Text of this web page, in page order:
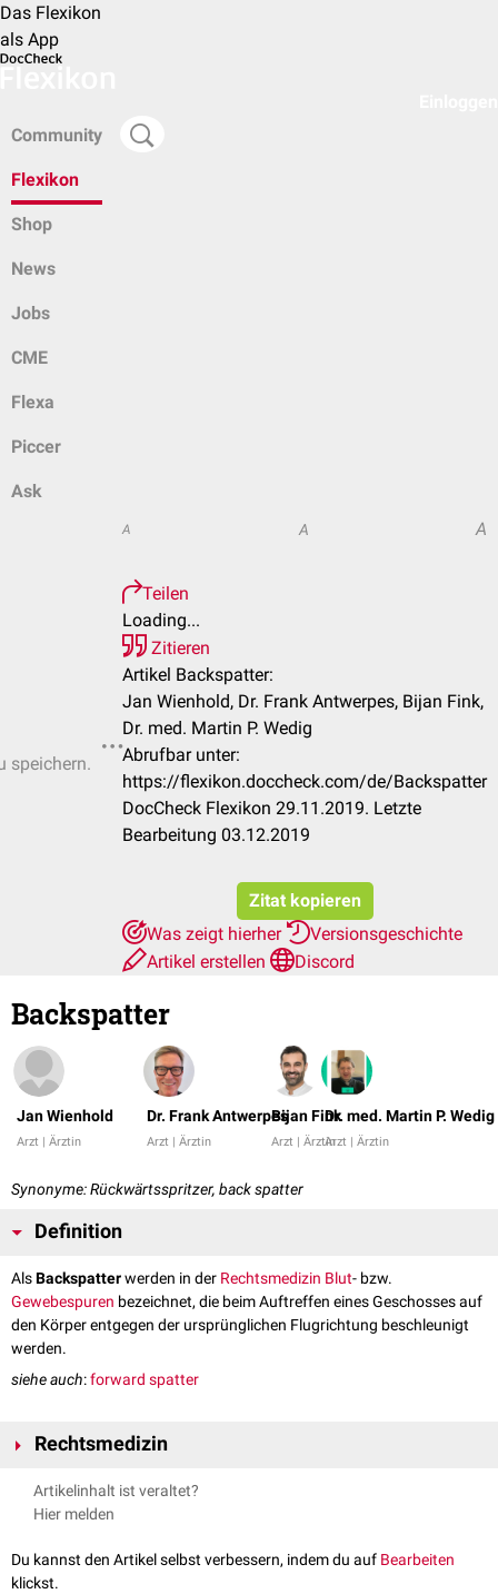
Das Flexikon
als App
Community
Flexikon
Shop
News
Jobs
CME
Flexa
Piccer
Ask
speichern.
A A A
Teilen
Loading...
Zitieren
Artikel Backspatter:
Jan Wienhold, Dr. Frank Antwerpes, Bijan Fink,
Dr. med. Martin P. Wedig
Abrufbar unter:
https://flexikon.doccheck.com/de/Backspatter
DocCheck Flexikon 29.11.2019. Letzte
Bearbeitung 03.12.2019
Zitat kopieren
Was zeigt hierher
Versionsgeschichte
Artikel erstellen
Discord
Backspatter
Jan Wienhold
Arzt | Ärztin
Dr. Frank Antwerpes
Arzt | Ärztin
Bijan Fink
Arzt | Ärztin
Dr. med. Martin P. Wedig
Arzt | Ärztin
Synonyme: Rückwärtsspritzer, back spatter
Definition
AlsBackspatterwerden in der Rechtsmedizin Blut- bzw.
Gewebespuren bezeichnet, die beim Auftreffen eines Geschosses auf
den Körper entgegen der ursprünglichen Flugrichtung beschleunigt
werden.
siehe auch:forward spatter
Rechtsmedizin
Backspatter sind hinweisend für die Selbstbeibringung einer
Schussverletzung
Backspatter sind i.d.R. sehr klein, wobei Makro-Backspatter (> 0,5 mm)
vorkommen können. Die Rückspritzspuren zeigen eine Geschwindigkeit
Artikelinhalt ist veraltet?
Hier melden
Du kannst den Artikel selbst verbessern, indem du auf Bearbeiten
klickst.